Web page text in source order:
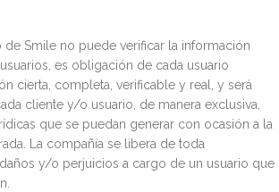
de Smile no puede verificar la información
es obligación de cada usuario
cierta, completa, verificable y real, y será
cliente y/o usuario, de manera exclusiva,
que se puedan generar con ocasión a la
La compañía se libera de toda
y/o perjuicios a cargo de un usuario que